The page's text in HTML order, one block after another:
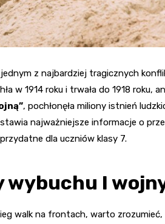
z najbardziej tragicznych
w 1914 roku i trwała do 1918
, pochłonęła miliony istnień
najważniejsze informacje o
dla uczniów klasy 7.
wybuchu I
walk na frontach, warto